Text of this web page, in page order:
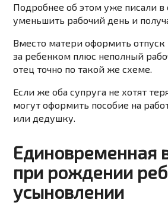
Подробнее об этом уже писали в
уменьшить рабочий день и
Вместо матери оформить отпуск
за ребенком плюс неполный
отец точно потакой же схеме.
Если же оба супруга не хотят
могут оформить пособие на
или дедушку.
Единовременная
при рождении
усыновлении